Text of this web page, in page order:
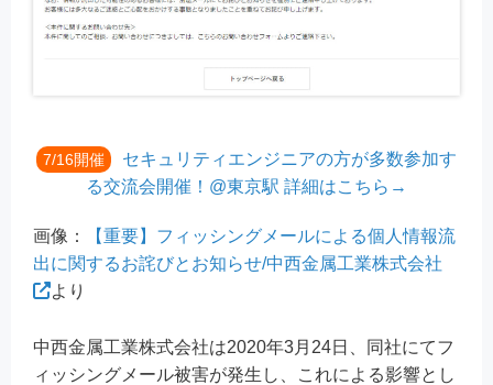
7/16開催
セキュリティエンジニアの方が多数参加す
る交流会開催！@東京駅 詳細はこちら→
画像：
【重要】フィッシングメールによる個人情報流
出に関するお詫びとお知らせ/中西金属工業株式会社
より
中西金属工業株式会社は2020年3月24日、同社にてフ
ィッシングメール被害が発生し、これによる影響とし